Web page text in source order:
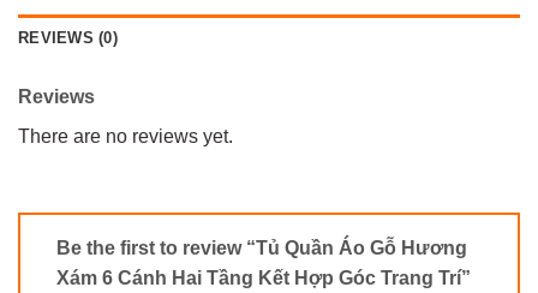
REVIEWS (0)
Reviews
There are no reviews yet.
Be the first to review “Tủ Quần Áo Gỗ Hương
Xám 6 Cánh Hai Tầng Kết Hợp Góc Trang Trí”